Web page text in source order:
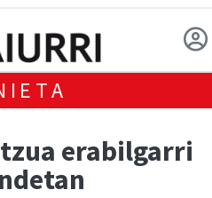
erabilgarri